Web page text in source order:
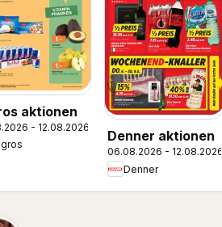
aktionen
- 12.08.2026
Denner aktionen
06.08.2026 - 12.08.2026
Denner